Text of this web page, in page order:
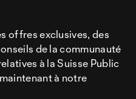
offres exclusives, des
de la communauté
à la Suisse Public
à notre